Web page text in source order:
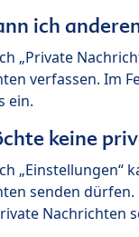
ich
„Private
verfassen. Im
ein.
keine
„Einstellungen“
senden
Nachrichten